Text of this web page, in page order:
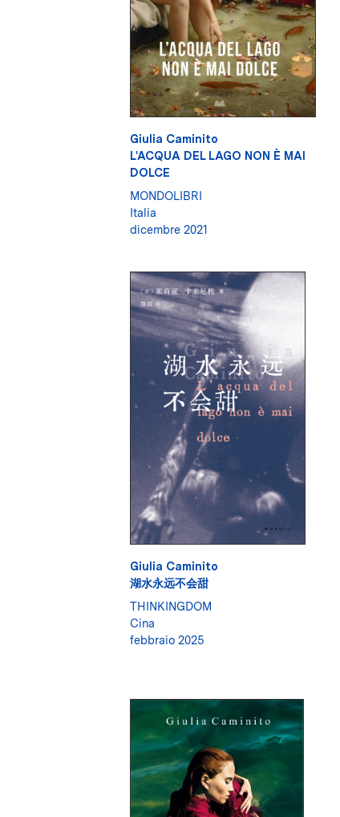
Giulia Caminito
L'ACQUA DEL LAGO NON È MAI
DOLCE
MONDOLIBRI
Italia
dicembre 2021
Giulia Caminito
湖水永远不会甜
THINKINGDOM
Cina
febbraio 2025